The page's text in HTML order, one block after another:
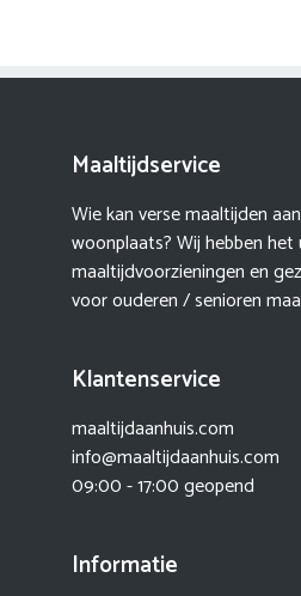
Maaltijdservice
Wie kan verse maaltijden
woonplaats? Wij hebben
maaltijdvoorzieningen en
voor ouderen / senioren
Klantenservice
maaltijdaanhuis.com
info@maaltijdaanhuis.com
09:00 - 17:00 geopend
Informatie